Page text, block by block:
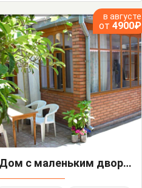
в августе
от 4900₽
"Дом с маленьким двориком" дом под-ключ